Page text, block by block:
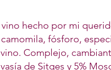
hecho por mi
fósforo,
Complejo,
de Sitges y 5%